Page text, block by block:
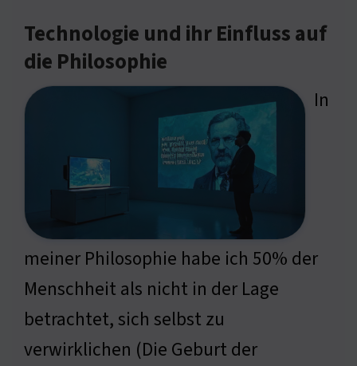
Technologie und ihr Einfluss auf
die Philosophie
In
meiner Philosophie habe ich 50% der
Menschheit als nicht in der Lage
betrachtet, sich selbst zu
verwirklichen (Die Geburt der